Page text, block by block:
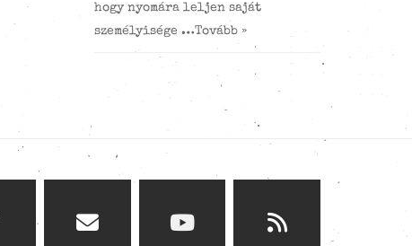
hogy nyomára leljen saját
személyisége …Tovább »